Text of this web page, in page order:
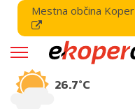
Mestna občina Koper
26.7°C